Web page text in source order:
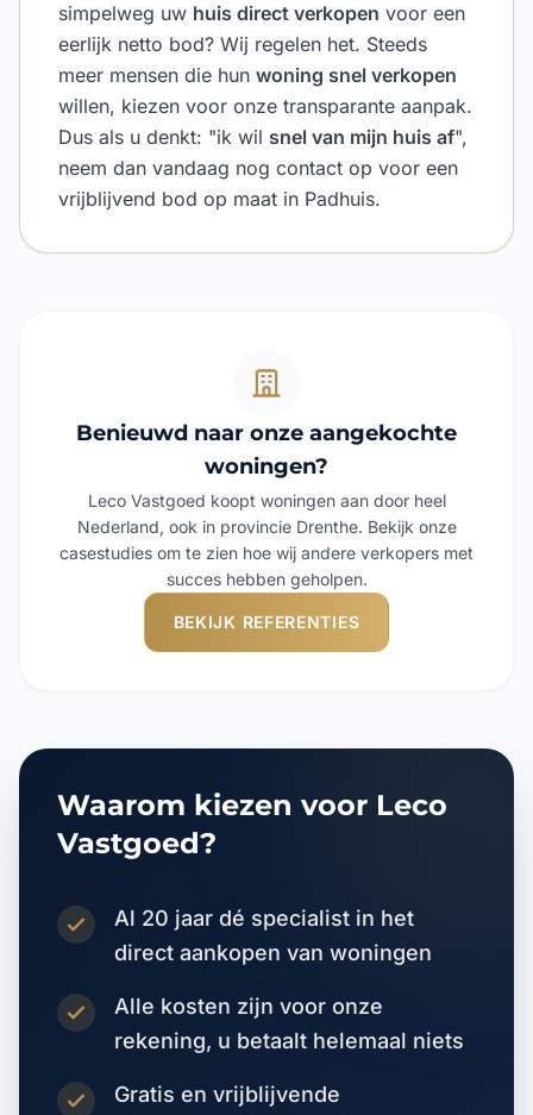
simpelweg uw huis direct verkopen voor een
eerlijk netto bod? Wij regelen het. Steeds
meer mensen die hun woning snel verkopen
willen, kiezen voor onze transparante aanpak.
Dus als u denkt: "ik wil snel van mijn huis af",
neem dan vandaag nog contact op voor een
vrijblijvend bod op maat in Padhuis.
Benieuwd naar onze aangekochte
woningen?
Leco Vastgoed koopt woningen aan door heel
Nederland, ook in provincie Drenthe. Bekijk onze
casestudies om te zien hoe wij andere verkopers met
succes hebben geholpen.
BEKIJK REFERENTIES
Waarom kiezen voor Leco
Vastgoed?
Al 20 jaar dé specialist in het
direct aankopen van woningen
Alle kosten zijn voor onze
rekening, u betaalt helemaal niets
Gratis en vrijblijvende